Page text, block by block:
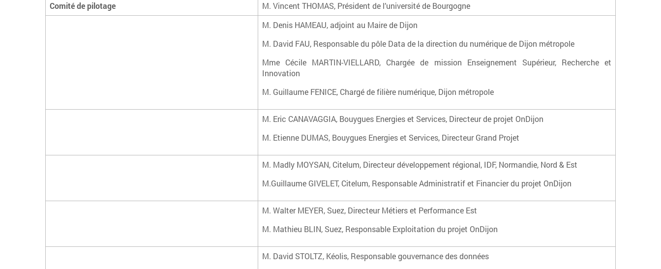
Comité de pilotage
M. Vincent THOMAS, Président de l’université de Bourgogne
M. Denis HAMEAU, adjoint au Maire de Dijon
M. David FAU, Responsable du pôle Data de la direction du numérique de Dijon métropole
Mme Cécile MARTIN-VIELLARD, Chargée de mission Enseignement Supérieur, Recherche et
Innovation
M. Guillaume FENICE, Chargé de filière numérique, Dijon métropole
M. Eric CANAVAGGIA, Bouygues Energies et Services, Directeur de projet OnDijon
M. Etienne DUMAS, Bouygues Energies et Services, Directeur Grand Projet
M. Madly MOYSAN, Citelum, Directeur développement régional, IDF, Normandie, Nord & Est
M.Guillaume GIVELET, Citelum, Responsable Administratif et Financier du projet OnDijon
M. Walter MEYER, Suez, Directeur Métiers et Performance Est
M. Mathieu BLIN, Suez, Responsable Exploitation du projet OnDijon
M. David STOLTZ, Kéolis, Responsable gouvernance des données